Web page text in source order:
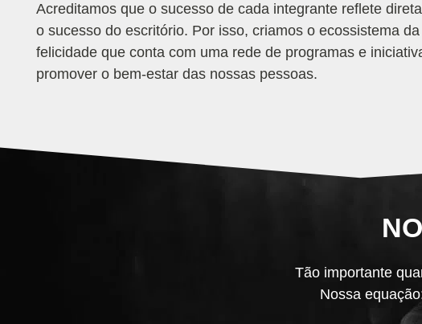
Acreditamos que o sucesso de cada integrante reflete
o sucesso do escritório. Por isso, criamos o ecossistema da
felicidade que conta com uma rede de programas e
promover o bem-estar das nossas pessoas.
Tão importante
Nossa